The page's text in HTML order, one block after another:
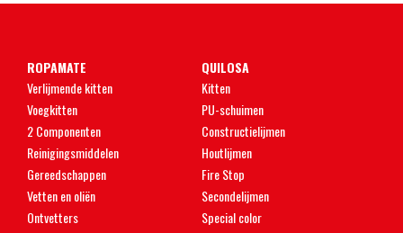
ROPAMATE
Verlijmende kitten
Voegkitten
2 Componenten
Reinigingsmiddelen
Gereedschappen
Vetten en oliën
Ontvetters
QUILOSA
Kitten
PU-schuimen
Constructielijmen
Houtlijmen
Fire Stop
Secondelijmen
Special color